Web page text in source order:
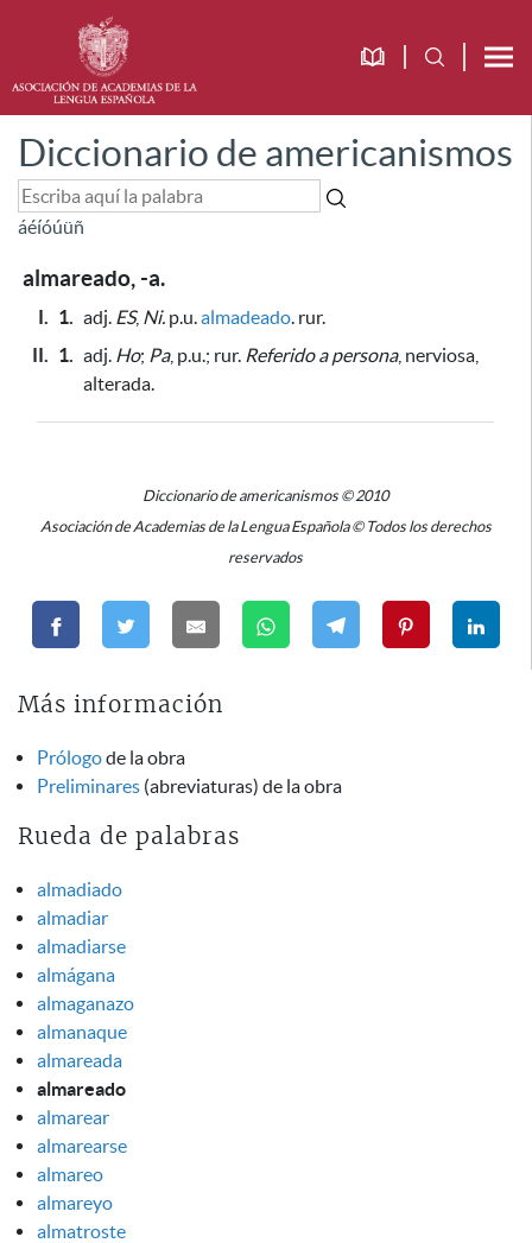
Diccionario de americanismos
áéíóúüñ
almareado, -a.
I. 1. adj. ES, Ni. p.u.almadeado. rur.
II. 1. adj. Ho; Pa, p.u.; rur. Referido a persona, nerviosa,
alterada.
Diccionario de americanismos © 2010
Asociación de Academias de la Lengua Española © Todos los derechos
reservados
Más información
Prólogode la obra
Preliminares (abreviaturas) de la obra
Rueda de palabras
almadiado
almadiar
almadiarse
almágana
almaganazo
almanaque
almareada
almareado
almarear
almarearse
almareo
almareyo
almatroste